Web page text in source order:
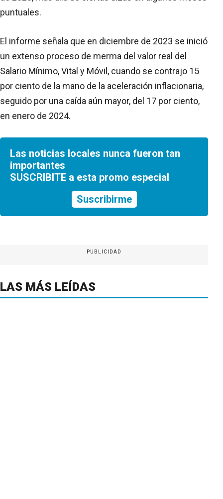
puntuales.
El informe señala que en diciembre de 2023 se inició
un extenso proceso de merma del valor real del
Salario Mínimo, Vital y Móvil, cuando se contrajo 15
por ciento de la mano de la aceleración inflacionaria,
seguido por una caída aún mayor, del 17 por ciento,
en enero de 2024.
Las noticias locales nunca fueron tan
importantes
SUSCRIBITE a esta promo especial
Suscribirme
PUBLICIDAD
LAS MÁS LEÍDAS